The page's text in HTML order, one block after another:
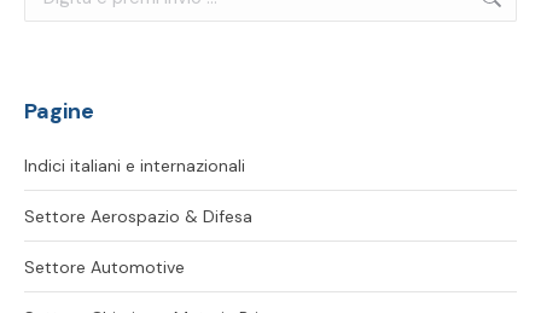
Pagine
Indici italiani e internazionali
Settore Aerospazio & Difesa
Settore Automotive